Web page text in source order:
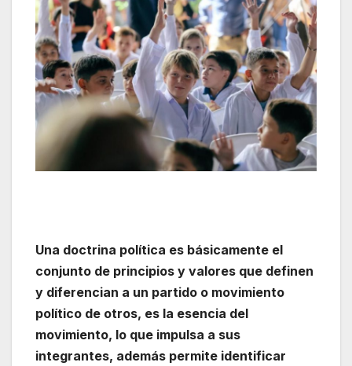
Una doctrina política es básicamente el
conjunto de principios y valores que definen
y diferencian a un partido o movimiento
político de otros, es la esencia del
movimiento, lo que impulsa a sus
integrantes, además permite identificar